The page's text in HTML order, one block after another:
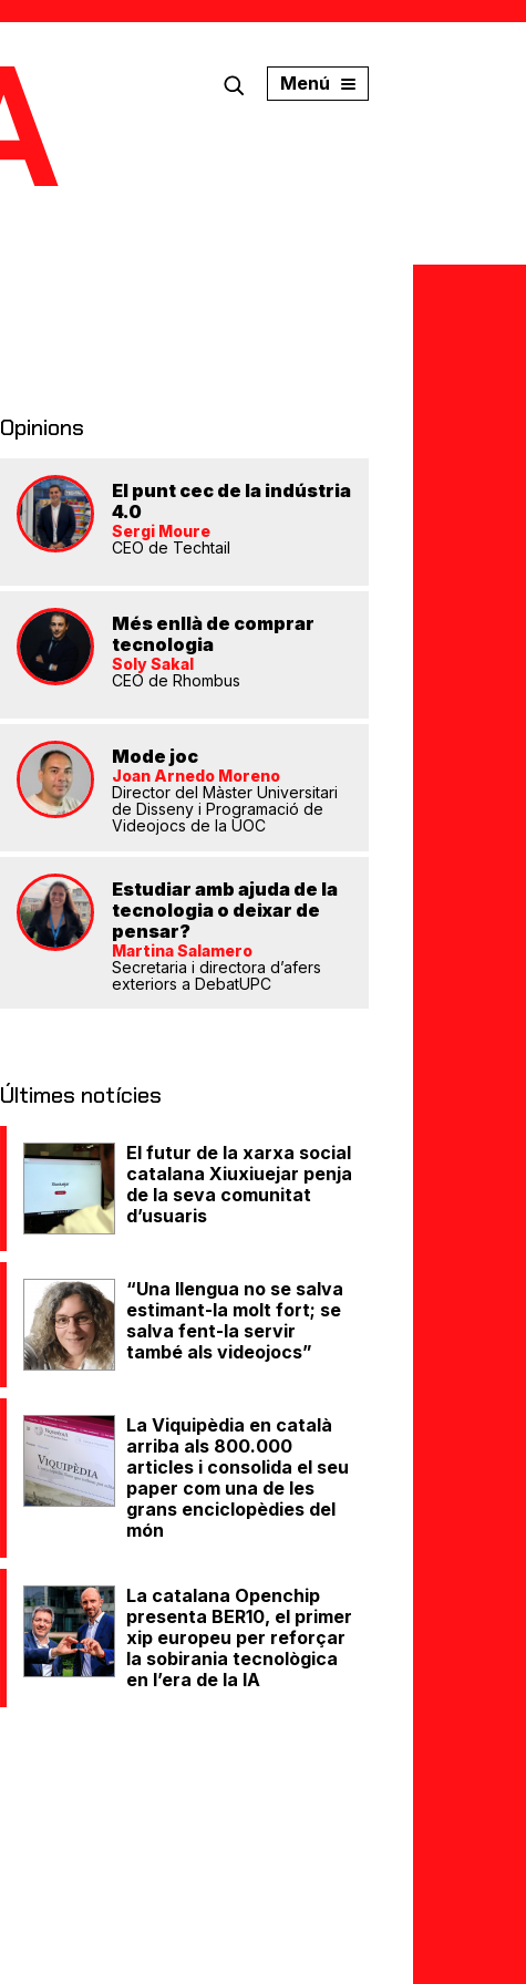
Menú
Opinions
El punt cec de la indústria
4.0
Sergi Moure
CEO de Techtail
Més enllà de comprar
tecnologia
Soly Sakal
CEO de Rhombus
Mode joc
Joan Arnedo Moreno
Director del Màster Universitari
de Disseny i Programació de
Videojocs de la UOC
Estudiar amb ajuda de la
tecnologia o deixar de
pensar?
Martina Salamero
Secretaria i directora d’afers
exteriors a DebatUPC
Últimes notícies
El futur de la xarxa social
catalana Xiuxiuejar penja
de la seva comunitat
d’usuaris
“Una llengua no se salva
estimant-la molt fort; se
salva fent-la servir
també als videojocs”
La Viquipèdia en català
arriba als 800.000
articles i consolida el seu
paper com una de les
grans enciclopèdies del
món
La catalana Openchip
presenta BER10, el primer
xip europeu per reforçar
la sobirania tecnològica
en l’era de la IA